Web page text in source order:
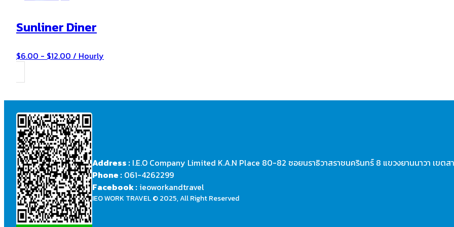
Sunliner Diner
$6.00 - $12.00 / Hourly
Address : I.E.O Company Limited K.A.N Place 80-82 ซอยนราธิวาสราชนครินทร์ 8 แขวงยานนาวา เขตส
Phone : 061-4262299
Facebook : ieoworkandtravel
IEO WORK TRAVEL © 2025, All Right Reserved